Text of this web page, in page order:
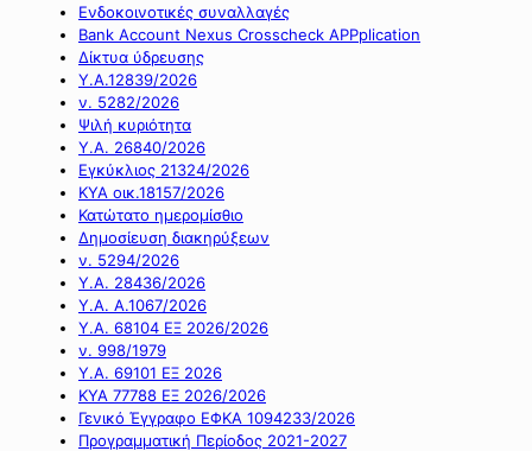
Ενδοκοινοτικές συναλλαγές
Bank Account Nexus Crosscheck APPplication
Δίκτυα ύδρευσης
Υ.Α.12839/2026
ν. 5282/2026
Ψιλή κυριότητα
Υ.Α. 26840/2026
Εγκύκλιος 21324/2026
ΚΥΑ οικ.18157/2026
Κατώτατο ημερομίσθιο
Δημοσίευση διακηρύξεων
ν. 5294/2026
Υ.Α. 28436/2026
Υ.Α. Α.1067/2026
Υ.Α. 68104 ΕΞ 2026/2026
ν. 998/1979
Υ.Α. 69101 ΕΞ 2026
ΚΥΑ 77788 ΕΞ 2026/2026
Γενικό Έγγραφο ΕΦΚΑ 1094233/2026
Προγραμματική Περίοδος 2021-2027